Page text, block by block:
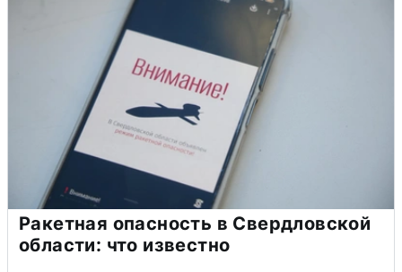
Ракетная опасность в Свердловской
области: что известно